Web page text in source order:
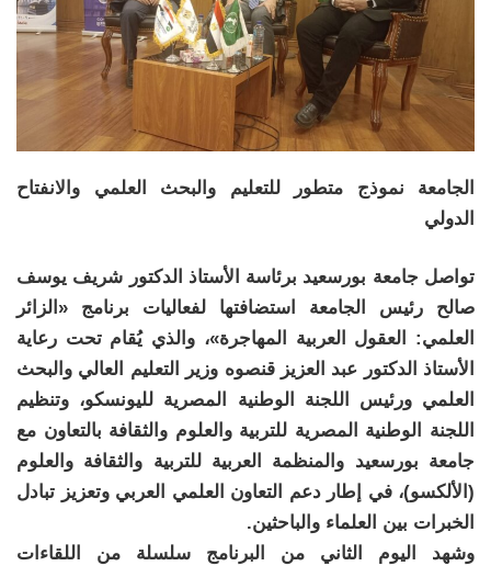
الجامعة نموذج متطور للتعليم والبحث العلمي والانفتاح
الدولي
تواصل جامعة بورسعيد برئاسة الأستاذ الدكتور شريف يوسف
صالح رئيس الجامعة استضافتها لفعاليات برنامج «الزائر
العلمي: العقول العربية المهاجرة»، والذي يُقام تحت رعاية
الأستاذ الدكتور عبد العزيز قنصوه وزير التعليم العالي والبحث
العلمي ورئيس اللجنة الوطنية المصرية لليونسكو، وتنظيم
اللجنة الوطنية المصرية للتربية والعلوم والثقافة بالتعاون مع
جامعة بورسعيد والمنظمة العربية للتربية والثقافة والعلوم
(الألكسو)، في إطار دعم التعاون العلمي العربي وتعزيز تبادل
الخبرات بين العلماء والباحثين.
وشهد اليوم الثاني من البرنامج سلسلة من اللقاءات